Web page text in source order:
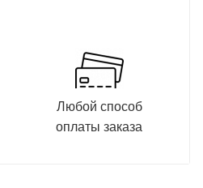
Любой способ
оплаты заказа